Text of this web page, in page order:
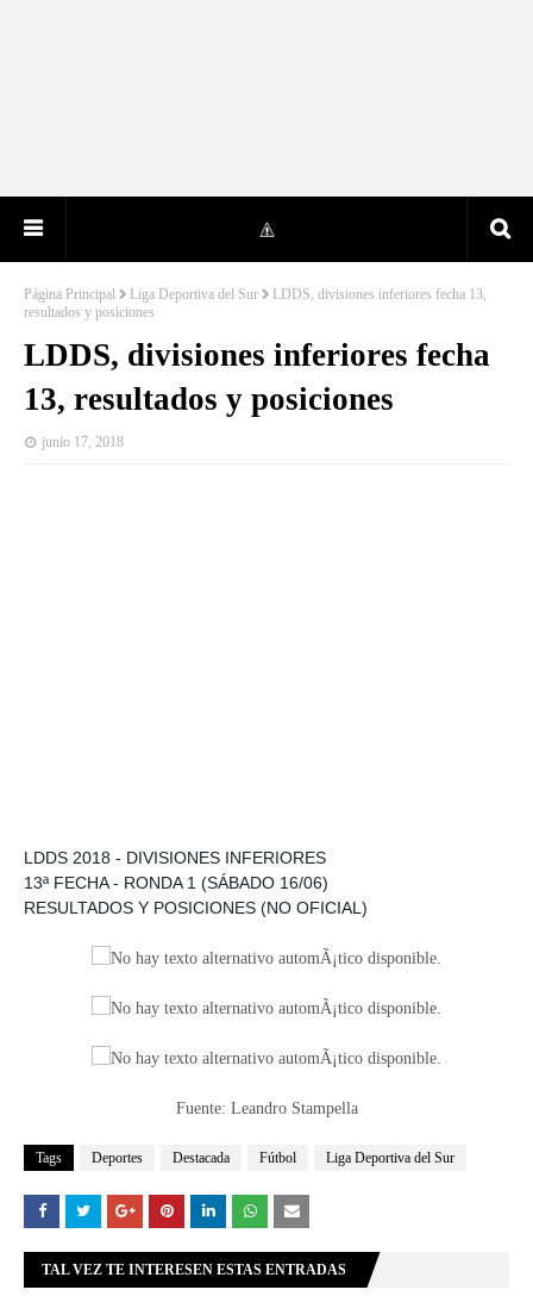
Página Principal Liga Deportiva del Sur
LDDS, divisiones inferiores fecha 13,
resultados y posiciones
LDDS, divisiones inferiores fecha
13, resultados y posiciones
junio 17, 2018
LDDS 2018 - DIVISIONES INFERIORES
13ª FECHA - RONDA 1 (SÁBADO 16/06)
RESULTADOS Y POSICIONES (NO OFICIAL)
Fuente: Leandro Stampella
Tags Deportes Destacada Fútbol Liga Deportiva del Sur
TAL VEZ TE INTERESEN ESTAS ENTRADAS